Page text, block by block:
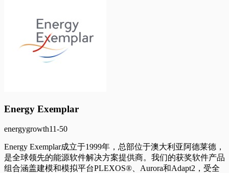
Energy Exemplar
energygrowth11-50
Energy Exemplar成立于1999年，总部位于澳大利亚阿德莱德，
是全球领先的能源软件解决方案提供商。我们的获奖软件产品
组合涵盖建模和模拟平台PLEXOS®、Aurora和Adapt2，受全